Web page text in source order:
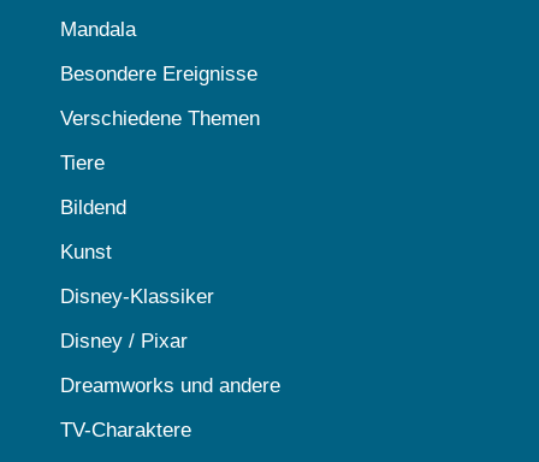
Mandala
Besondere Ereignisse
Verschiedene Themen
Tiere
Bildend
Kunst
Disney-Klassiker
Disney / Pixar
Dreamworks und andere
TV-Charaktere